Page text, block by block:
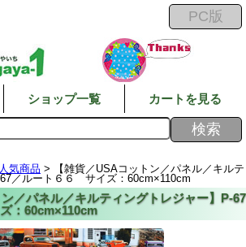
ショップ一覧 カートを見る
人気商品 > 【雑貨／USAコットン／パネル／キルテ
／ルート６６ サイズ：60cm×110cm